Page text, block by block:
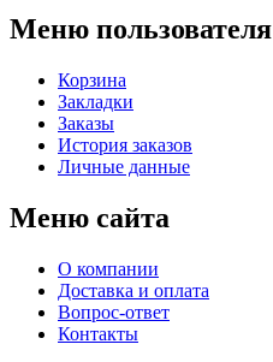
Меню пользователя
Корзина
Закладки
Заказы
История заказов
Личные данные
Меню сайта
О компании
Доставка и оплата
Вопрос-ответ
Контакты